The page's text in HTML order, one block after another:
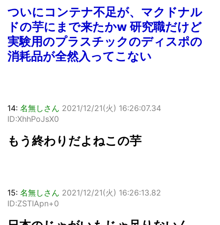
ついにコンテナ不足が、マクドナル
ドの芋にまで来たかw 研究職だけど
実験用のプラスチックのディスポの
消耗品が全然入ってこない
14: 名無しさん 2021/12/21(火) 16:26:07.34
ID:XhhPoJsX0
もう終わりだよねこの芋
15: 名無しさん 2021/12/21(火) 16:26:13.82
ID:ZSTIApn+0